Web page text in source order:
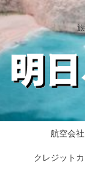
航空会社
クレジット